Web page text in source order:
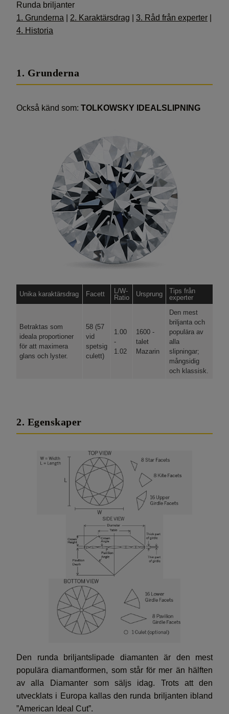
Runda briljanter
1. Grunderna
2. Karaktärsdrag 3. Råd från experter
4. Historia
1. Grunderna
Också känd som: TOLKOWSKY IDEALSLIPNING
Unika karaktärsdrag Facett
L/W-
Ratio
Ursprung
Tips från
experter
Betraktas som
ideala proportioner
för att maximera
glans och lyster.
58 (57
vid
spetsig
culett)
1.00
-
1.02
1600 -
talet
Mazarin
Den mest
briljanta och
populära av
alla
slipningar;
mångsidig
och klassisk.
2. Egenskaper
Den runda briljantslipade diamanten är den mest
populära diamantformen, som står för mer än hälften
av alla Diamanter som säljs idag. Trots att den
utvecklats i Europa kallas den runda briljanten ibland
”American Ideal Cut”.